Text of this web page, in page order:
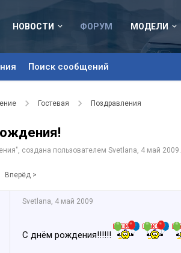
НОВОСТИ ФОРУМ
Поиск сообщений
МОДЕЛИ
Гостевая Поздравления
", создана пользователем Svetlana, 4 май 2009.
Вперёд >
Svetlana, 4 май 2009
С днём рождения!!!!!!